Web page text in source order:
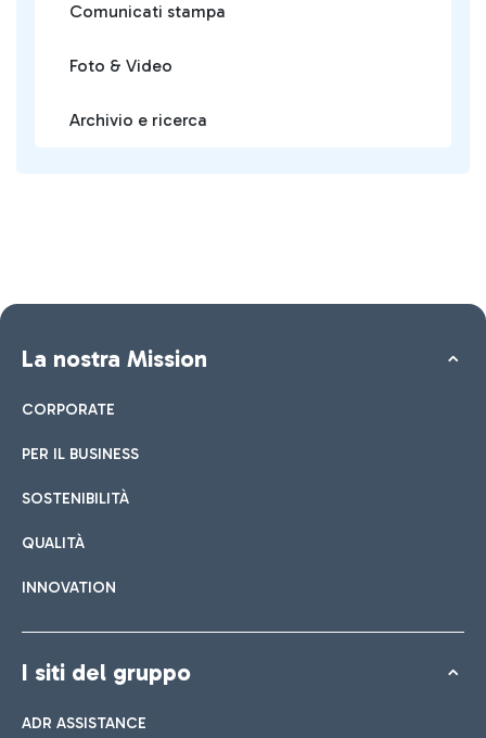
Comunicati stampa
Foto & Video
Archivio e ricerca
La nostra Mission
CORPORATE
PER IL BUSINESS
SOSTENIBILITÀ
QUALITÀ
INNOVATION
I siti del gruppo
ADR ASSISTANCE